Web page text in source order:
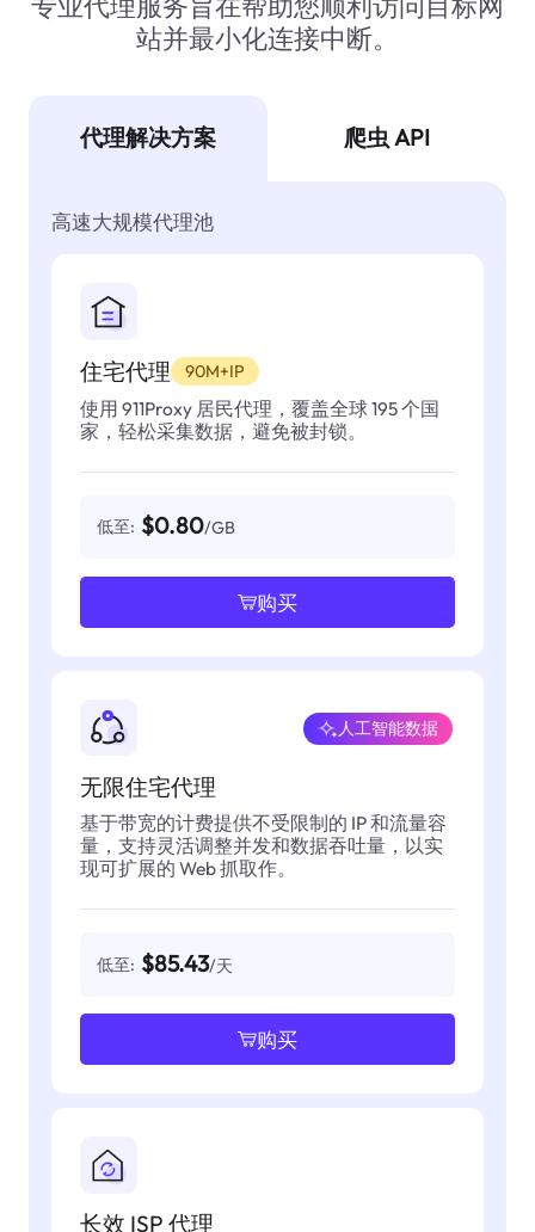
站并最小化连接中断。
代理解决方案 爬虫 API
高速大规模代理池
住宅代理 90M+IP
使用 911Proxy 居民代理，覆盖全球 195 个国
家，轻松采集数据，避免被封锁。
低至: $0.80/GB
购买
无限住宅代理
人工智能数据
基于带宽的计费提供不受限制的 IP 和流量容
量，支持灵活调整并发和数据吞吐量，以实
现可扩展的 Web 抓取作。
低至: $85.43/天
购买
长效 ISP 代理